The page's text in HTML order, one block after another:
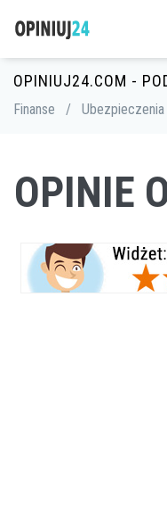
OPINIUJ24.COM -
Finanse /
OPINIE